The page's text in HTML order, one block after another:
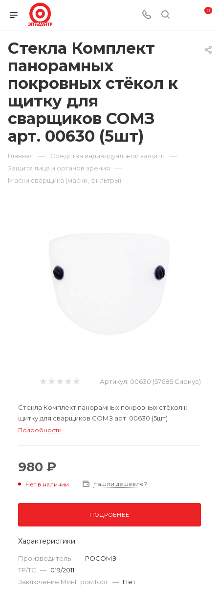
0
Стекла Комплект
панорамных
покровных стёкол к
щитку для
сварщиков СОМЗ
арт. 00630 (5шт)
Главная — Средства индивидуальной защиты —
Защита лица и органов зрения —
Маски сварщика (маски, фильтры)
Артикул: 00630 (57685 Сириус)
Стекла Комплект панорамных покровных стёкол к
щитку для сварщиков СОМЗ арт. 00630 (5шт)
Подробности
980 ₽
Нет в наличии Нашли дешевле?
ПОДРОБНЕЕ
Характеристики
Производитель — РОСОМЗ
ТР/ТС — 019/2011
Заключение МинПромТорг — Нет